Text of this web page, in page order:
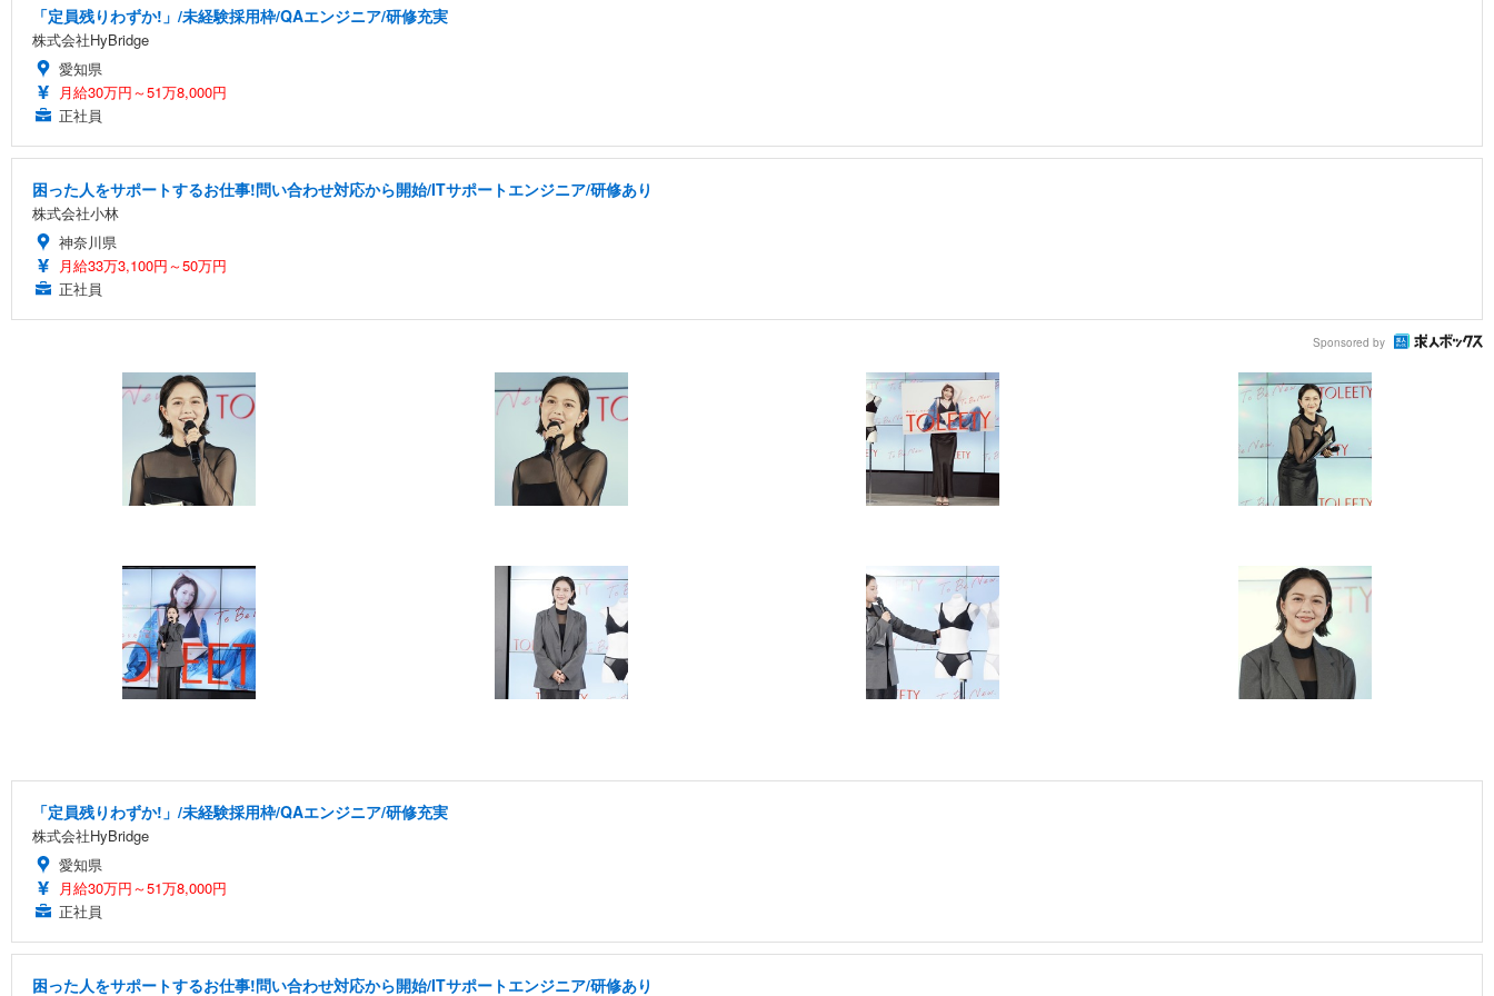
「定員残りわずか!」/未経験採用枠/QAエンジニア/研修充実
株式会社HyBridge
愛知県
月給30万円～51万8,000円
正社員
困った人をサポートするお仕事!問い合わせ対応から開始/ITサポートエンジニア/研修あり
株式会社小林
神奈川県
月給33万3,100円～50万円
正社員
Sponsored by
「定員残りわずか!」/未経験採用枠/QAエンジニア/研修充実
株式会社HyBridge
愛知県
月給30万円～51万8,000円
正社員
困った人をサポートするお仕事!問い合わせ対応から開始/ITサポートエンジニア/研修あり